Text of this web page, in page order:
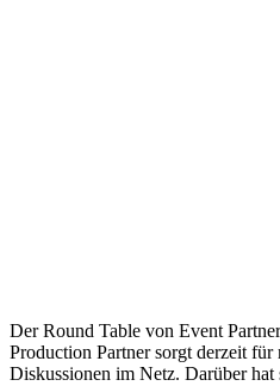
Der Round Table von Event
Production Partner sorgt derzeit für
Diskussionen im Netz. Darüber